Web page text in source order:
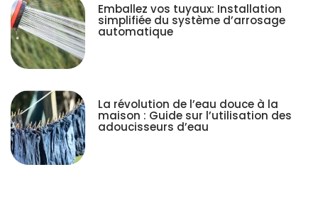
Emballez vos tuyaux: Installation
simplifiée du système d’arrosage
automatique
La révolution de l’eau douce à la
maison : Guide sur l’utilisation des
adoucisseurs d’eau